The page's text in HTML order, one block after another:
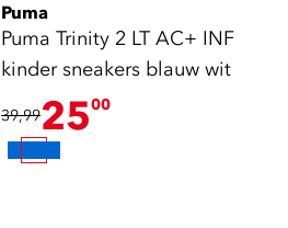
Puma
Puma Trinity 2 LT AC+ INF
kinder sneakers blauw wit
39,992500